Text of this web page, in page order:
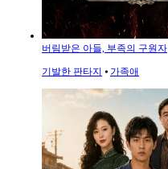
버림받은 아들, 부족의 구원자
기발한 판타지 ⦁ 가족애